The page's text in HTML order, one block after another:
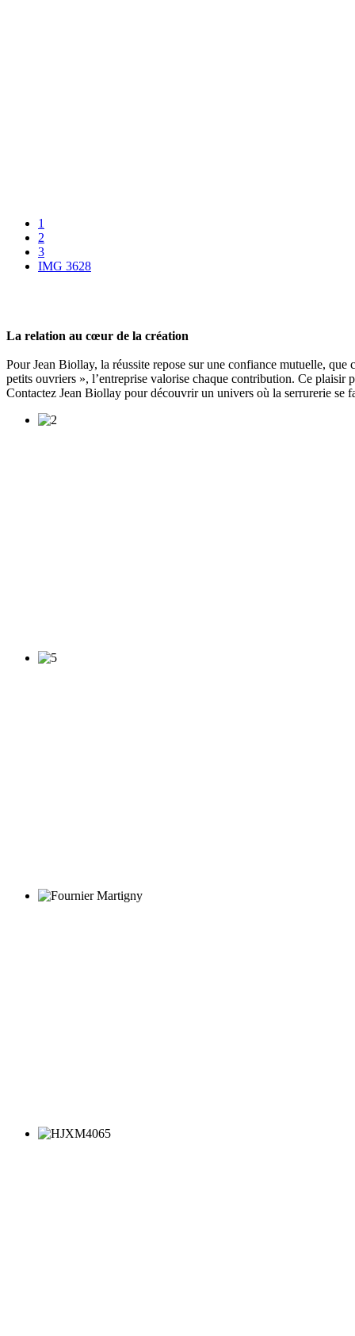
1
2
3
IMG 3628
La relation au cœur de la création
Pour Jean Biollay, la réussite repose sur une confiance mutuelle,
petits ouvriers », l’entreprise valorise chaque contribution. Ce plaisir
Contactez Jean Biollay pour découvrir un univers où la serrurerie se